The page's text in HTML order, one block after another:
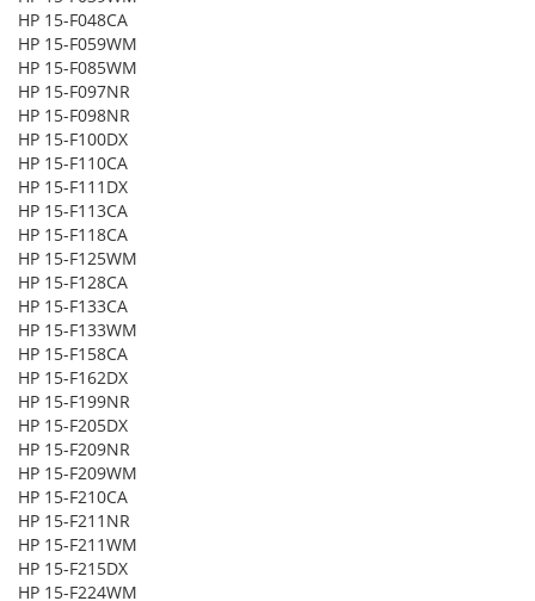
HP 15-F048CA
HP 15-F059WM
HP 15-F085WM
HP 15-F097NR
HP 15-F098NR
HP 15-F100DX
HP 15-F110CA
HP 15-F111DX
HP 15-F113CA
HP 15-F118CA
HP 15-F125WM
HP 15-F128CA
HP 15-F133CA
HP 15-F133WM
HP 15-F158CA
HP 15-F162DX
HP 15-F199NR
HP 15-F205DX
HP 15-F209NR
HP 15-F209WM
HP 15-F210CA
HP 15-F211NR
HP 15-F211WM
HP 15-F215DX
HP 15-F224WM